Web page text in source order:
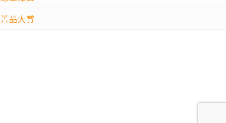
菁品大賞